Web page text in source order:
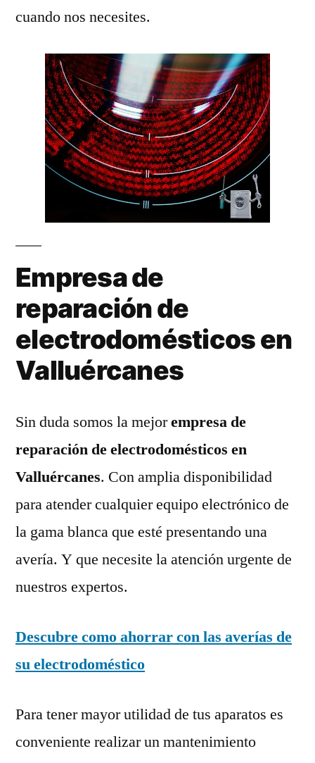
cuando nos necesites.
Empresa de
reparación de
electrodomésticos en
Valluércanes
Sin duda somos la mejorempresa de
reparación de electrodomésticos en
Valluércanes. Con amplia disponibilidad
para atender cualquier equipo electrónico de
la gama blanca que esté presentando una
avería. Y que necesite la atención urgente de
nuestros expertos.
Descubre como ahorrar con las averías de
su electrodoméstico
Para tener mayor utilidad de tus aparatos es
conveniente realizar un mantenimiento